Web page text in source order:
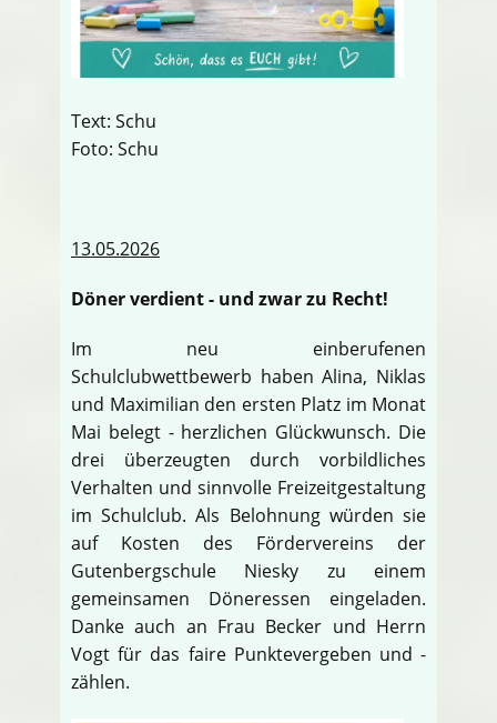
Text: Schu
Foto: Schu
13.05.2026
Döner verdient - und zwar zu Recht!
Im neu einberufenen
Schulclubwettbewerb haben Alina, Niklas
und Maximilian den ersten Platz im Monat
Mai belegt - herzlichen Glückwunsch. Die
drei überzeugten durch vorbildliches
Verhalten und sinnvolle Freizeitgestaltung
im Schulclub. Als Belohnung würden sie
auf Kosten des Fördervereins der
Gutenbergschule Niesky zu einem
gemeinsamen Döneressen eingeladen.
Danke auch an Frau Becker und Herrn
Vogt für das faire Punktevergeben und -
zählen.